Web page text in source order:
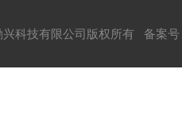
科技有限公司版权所有 备案号